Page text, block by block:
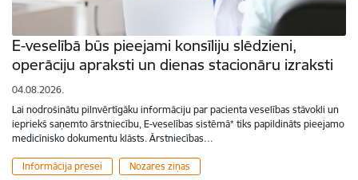
E-veselībā būs pieejami konsīliju slēdzieni,
operāciju apraksti un dienas stacionāru izraksti
04.08.2026.
Lai nodrošinātu pilnvērtīgāku informāciju par pacienta veselības stāvokli un
iepriekš saņemto ārstniecību, E-veselības sistēmā* tiks papildināts pieejamo
medicīnisko dokumentu klāsts. Ārstniecības…
Informācija presei Nozares ziņas